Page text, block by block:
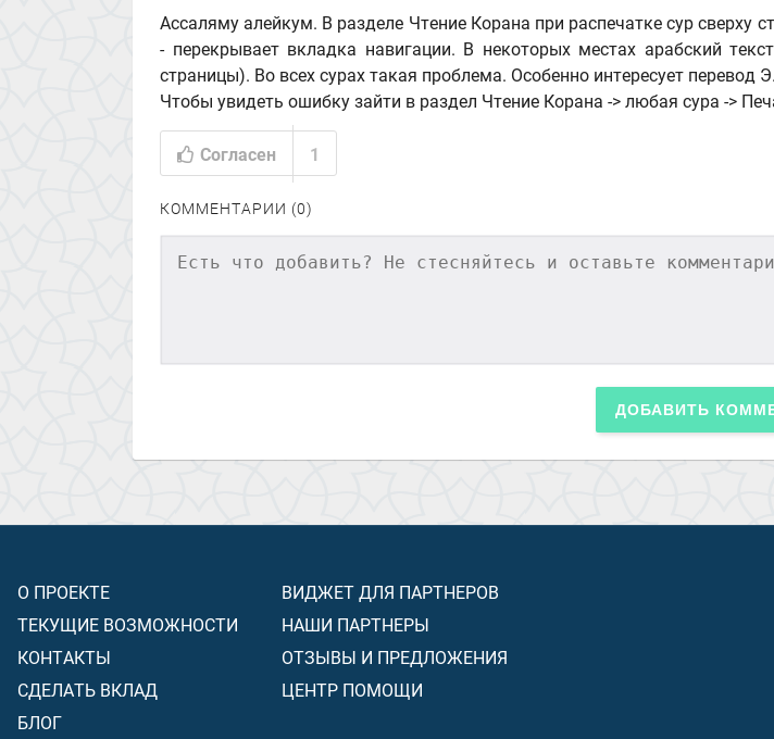
Ассаляму алейкум. В разделе Чтение Корана при распечатке сур сверху
- перекрывает вкладка навигации. В некоторых местах арабский
страницы). Во всех сурах такая проблема. Особенно интересует перевод
Чтобы увидеть ошибку зайти в раздел Чтение Корана -> любая сура ->
Согласен 1
КОММЕНТАРИИ (0)
ДОБАВИТЬ
О ПРОЕКТЕ
ТЕКУЩИЕ ВОЗМОЖНОСТИ
КОНТАКТЫ
СДЕЛАТЬ ВКЛАД
БЛОГ
ВИДЖЕТ ДЛЯ ПАРТНЕРОВ
НАШИ ПАРТНЕРЫ
ОТЗЫВЫ И ПРЕДЛОЖЕНИЯ
ЦЕНТР ПОМОЩИ